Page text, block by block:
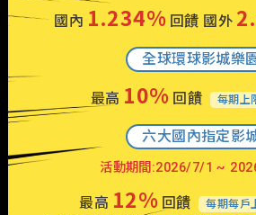
國內 1.234% 回饋 國外
全球環球影城樂
最高 10% 回饋 每期上
六大國內指定影
活動期間:2026/7/1 ~
最高 12% 回饋 每期每戶